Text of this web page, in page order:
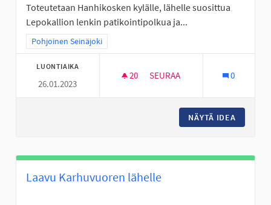
Toteutetaan Hanhikosken kylälle, lähelle suosittua
Lepokallion lenkin patikointipolkua ja...
Rajaa tulokset teeman mukaan: Pohjoinen Seinäjoki
Pohjoinen Seinäjoki
LUONTIAIKA
26.01.2023
20 20 SEURAAJAA
SEURAA 0
NÄYTÄ IDEA
Laavu Karhuvuoren lähelle